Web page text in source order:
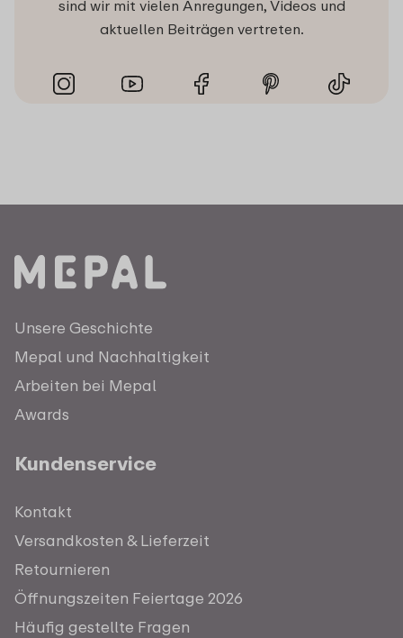
sind wir mit vielen Anregungen, Videos und
aktuellen Beiträgen vertreten.
Unsere Geschichte
Mepal und Nachhaltigkeit
Arbeiten bei Mepal
Awards
Kundenservice
Kontakt
Versandkosten & Lieferzeit
Retournieren
Öffnungszeiten Feiertage 2026
Häufig gestellte Fragen